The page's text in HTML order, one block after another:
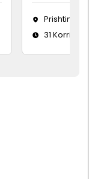
Prishtinë
31 Korrik